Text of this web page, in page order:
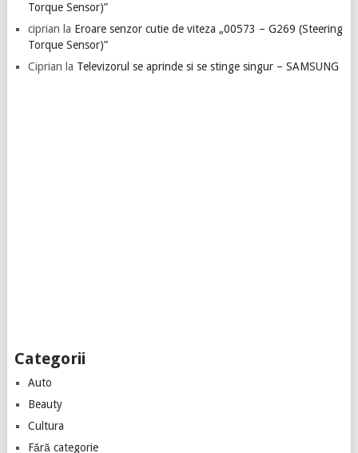
Torque Sensor)”
ciprian la Eroare senzor cutie de viteza „00573 – G269 (Steering
Torque Sensor)”
Ciprian la Televizorul se aprinde si se stinge singur – SAMSUNG
Categorii
Auto
Beauty
Cultura
Fără categorie